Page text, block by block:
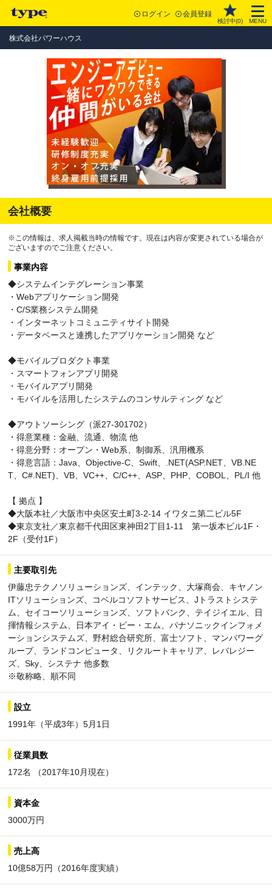
ログイン 会員登録
検討中(0) MENU
株式会社パワーハウス
会社概要
※この情報は、求人掲載当時の情報です。現在は内容が変更されている場合が
ございますのでご注意ください。
事業内容
◆システムインテグレーション事業
・Webアプリケーション開発
・C/S業務システム開発
・インターネットコミュニティサイト開発
・データベースと連携したアプリケーション開発 など
◆モバイルプロダクト事業
・スマートフォンアプリ開発
・モバイルアプリ開発
・モバイルを活用したシステムのコンサルティング など
◆アウトソーシング（派27-301702）
・得意業種：金融、流通、物流 他
・得意分野：オープン・Web系、制御系、汎用機系
・得意言語：Java、Objective-C、Swift、.NET(ASP.NET、VB.NE
T、C#.NET)、VB、VC++、C/C++、ASP、PHP、COBOL、PL/I 他
【 拠点 】
◆大阪本社／大阪市中央区安土町3-2-14 イワタニ第二ビル5F
◆東京支社／東京都千代田区東神田2丁目1-11 第一坂本ビル1F・
2F（受付1F）
主要取引先
伊藤忠テクノソリューションズ、インテック、大塚商会、キヤノン
ITソリューションズ、コベルコソフトサービス、Jトラストシステ
ム、セイコーソリューションズ、ソフトバンク、テイジイエル、日
揮情報システム、日本アイ・ビー・エム、パナソニックインフォメ
ーションシステムズ、野村総合研究所、富士ソフト、マンパワーグ
ループ、ランドコンピュータ、リクルートキャリア、レバレジー
ズ、Sky、システナ 他多数
※敬称略、順不同
設立
1991年（平成3年）5月1日
従業員数
172名 （2017年10月現在）
資本金
3000万円
売上高
10億58万円（2016年度実績）